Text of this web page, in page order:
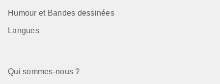
Humour et Bandes dessinées
Langues
Qui sommes-nous ?